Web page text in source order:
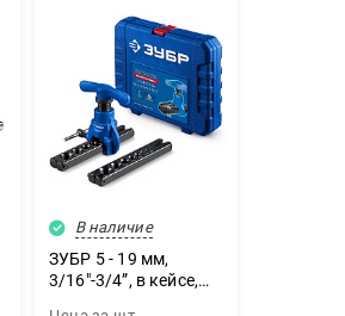
В наличие
ЗУБР 5 - 19 мм,
3/16″-3/4”, в кейсе,